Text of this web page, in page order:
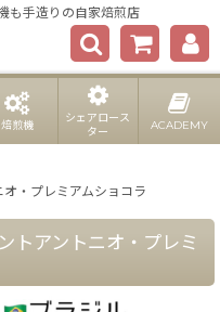
も手造りの自家焙煎店
焙煎機
シェアロース
ター
ACADEMY
・プレミアムショコラ
トアントニオ・プレミ